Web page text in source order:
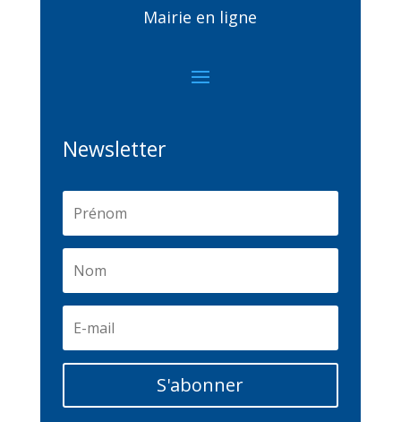
Mairie en ligne
Newsletter
S'abonner